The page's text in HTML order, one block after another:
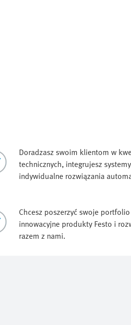
Doradzasz swoim klientom w
technicznych, integrujesz
indywidualne rozwiązania
Chcesz poszerzyć swoje
innowacyjne produkty Festo i
razem z nami.